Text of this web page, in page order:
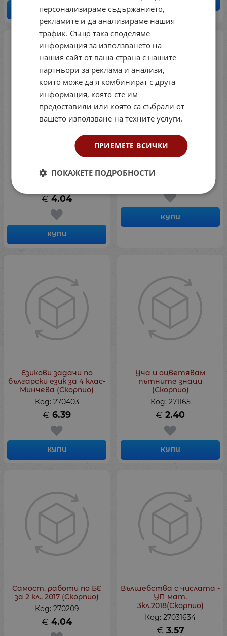
КУПИ
Самостоятелни
работи по Български
(Скорпио)
4.04
€
КУПИ
Принцът и просякът
(Скорпио)
Код: 27116527
КУПИ
Езикови задачи по
български език за 4 клас-
Минчева (Скорпио)
Код: 270403
6.39
€
КУПИ
Уча и оцветявам
пътните знаци
(Скорпио)
Код: 271165
2.40
€
КУПИ
Самост. работи по БЕ
за 2 кл., 2017 (Скорпио)
Код: 270209
4.04
€
Вълшебства с числата -
УП мат.
3кл.2018(Скорпио)
Код: 27031634
3.57
€
персонализираме съдържанието,
рекламите и да анализираме нашия
трафик. Също така споделяме
информация за използването на
нашия сайт от ваша страна с нашите
партньори за реклама и анализи,
които може да я комбинират с друга
информация, която сте им
предоставили или която са събрали от
вашето използване на техните услуги.
ПРИЕМЕТЕ ВСИЧКИ
ПОКАЖЕТЕ ПОДРОБНОСТИ